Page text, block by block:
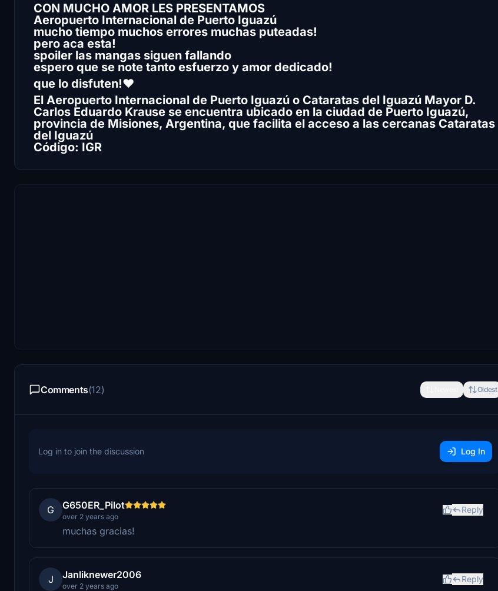
CON MUCHO AMOR LES PRESENTAMOS
Aeropuerto Internacional de Puerto Iguazú
mucho tiempo muchos errores muchas puteadas!
pero aca esta!
spoiler las mangas siguen fallando
espero que se note tanto esfuerzo y amor dedicado!
que lo disfuten!♥
El Aeropuerto Internacional de Puerto Iguazú o Cataratas del Iguazú Mayor D.
Carlos Eduardo Krause se encuentra ubicado en la ciudad de Puerto Iguazú,
provincia de Misiones, Argentina, que facilita el acceso a las cercanas Cataratas
del Iguazú
Código: IGR
Comments(12) Oldest
Log in to join the discussion Log In
G G650ER_Pilot
over 2 years ago
Reply
muchas gracias!
J Janliknewer2006
over 2 years ago
Reply